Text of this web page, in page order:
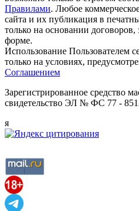
Правилами. Любое
сайта и их публикация в
только на основании
форме.
Использование Пользователем
только на условиях,
Соглашением
Зарегистрированное средство
свидетельство ЭЛ № ФС 77 -
я